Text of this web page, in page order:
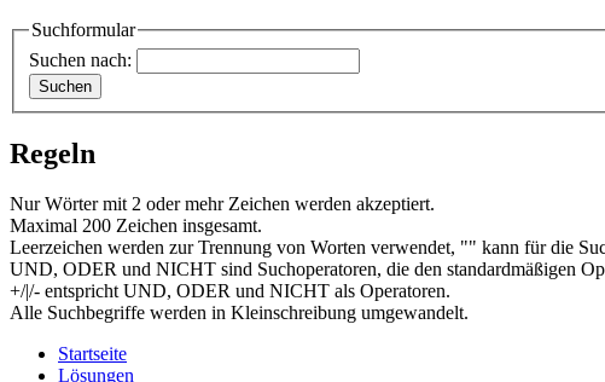
Suchformular
Suchen nach:
Regeln
Nur Wörter mit 2 oder mehr Zeichen werden akzeptiert.
Maximal 200 Zeichen insgesamt.
Leerzeichen werden zur Trennung von Worten verwendet, "" kann für die
UND, ODER und NICHT sind Suchoperatoren, die den standardmäßigen
+/|/- entspricht UND, ODER und NICHT als Operatoren.
Alle Suchbegriffe werden in Kleinschreibung umgewandelt.
Startseite
Lösungen